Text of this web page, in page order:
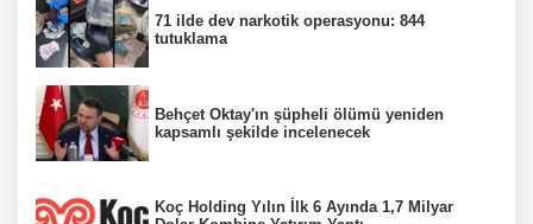
71 ilde dev narkotik operasyonu: 844
tutuklama
Behçet Oktay'ın şüpheli ölümü yeniden
kapsamlı şekilde incelenecek
Koç Holding Yılın İlk 6 Ayında 1,7 Milyar